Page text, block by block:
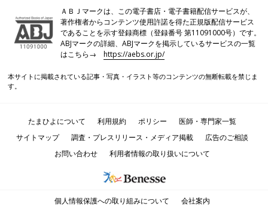
ＡＢＪマークは、この電子書店・電子書籍配信サービスが、
著作権者からコンテンツ使用許諾を得た正規版配信サービス
であることを示す登録商標（登録番号 第11091000号）です。
ABJマークの詳細、ABJマークを掲示しているサービスの一覧
はこちら→https://aebs.or.jp/
本サイトに掲載されている記事・写真・イラスト等のコンテンツの無断転載を禁じま
す。
たまひよについて 利用規約 ポリシー
医師・専門家一覧
サイトマップ
調査・プレスリリース・メディア掲載
広告のご相談
お問い合わせ
利用者情報の取り扱いについて
個人情報保護への取り組みについて 会社案内